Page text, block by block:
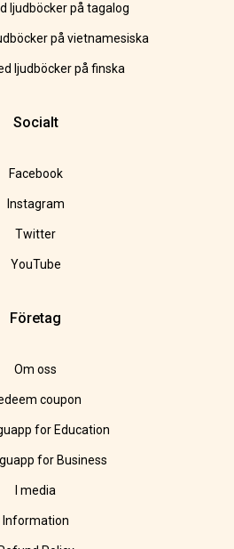
ljudböcker på tagalog
på vietnamesiska
ljudböcker på finska
Socialt
Facebook
Instagram
Twitter
YouTube
Företag
Om oss
coupon
for Education
for Business
I media
Information